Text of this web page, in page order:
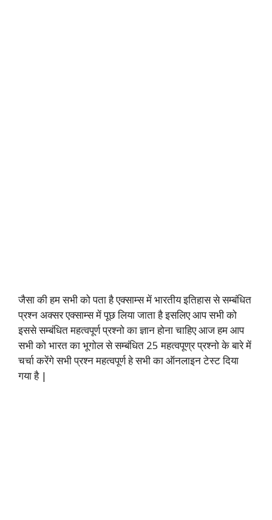
जैसा की हम सभी को पता है एक्साम्स में भारतीय इतिहास से सम्बंधित
प्रश्न अक्सर एक्साम्स में पूछ लिया जाता है इसलिए आप सभी को
इससे सम्बंधित महत्वपूर्ण प्रश्नो का ज्ञान होना चाहिए आज हम आप
सभी को भारत का भूगोल से सम्बंधित 25 महत्वपूण्र प्रश्नो के बारे में
चर्चा करेंगे सभी प्रश्न महत्वपूर्ण हे सभी का ऑनलाइन टेस्ट दिया
गया है |